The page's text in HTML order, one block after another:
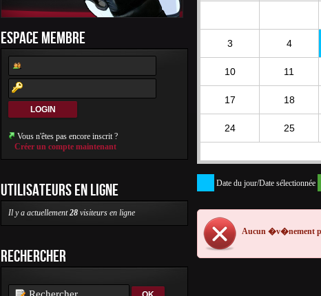
ESPACE MEMBRE
Vous n'êtes pas encore inscrit ?
Créer un compte maintenant
UTILISATEURS EN LIGNE
Il y a actuellement28 visiteurs en ligne
RECHERCHER
3 4
10 11
17 18
24 25
Date du jour/Date sélectionnée
Aucun �v�nement